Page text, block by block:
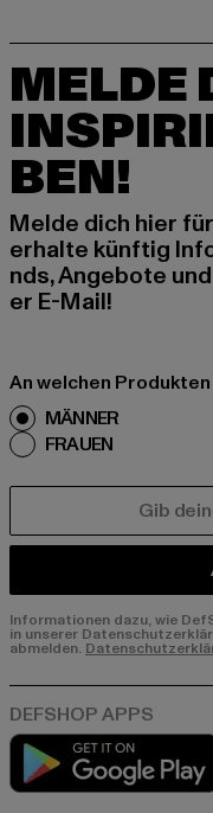
MELDE
BEN!
Melde dich hier
erhalte künftig
nds, Angebote
er E-Mail!
An welchen
MÄNNER
FRAUEN
Informationen dazu, wie
in unserer
abmelden.